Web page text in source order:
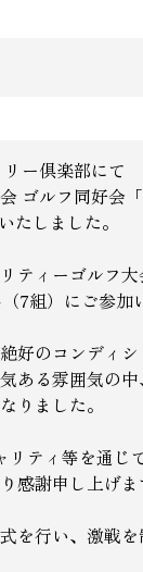
ー倶楽部にて
ゴルフ同好会
たしました。
ティーゴルフ
7組）にご参加
好のコンディ
ある雰囲気の
りました。
リティ等を通
感謝申し上げま
を行い、激戦